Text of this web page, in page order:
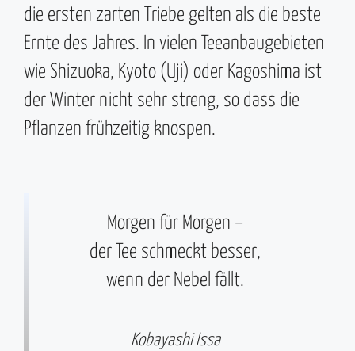
die ersten zarten Triebe gelten als die beste
Ernte des Jahres. In vielen Teeanbaugebieten
wie Shizuoka, Kyoto (Uji) oder Kagoshima ist
der Winter nicht sehr streng, so dass die
Pflanzen frühzeitig knospen.
Morgen für Morgen –
der Tee schmeckt besser,
wenn der Nebel fällt.
Kobayashi Issa